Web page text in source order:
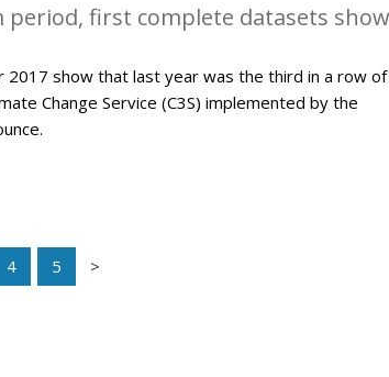
period, first complete datasets show
show that last year was the third in a row of
Change Service (C3S) implemented by the
4 5